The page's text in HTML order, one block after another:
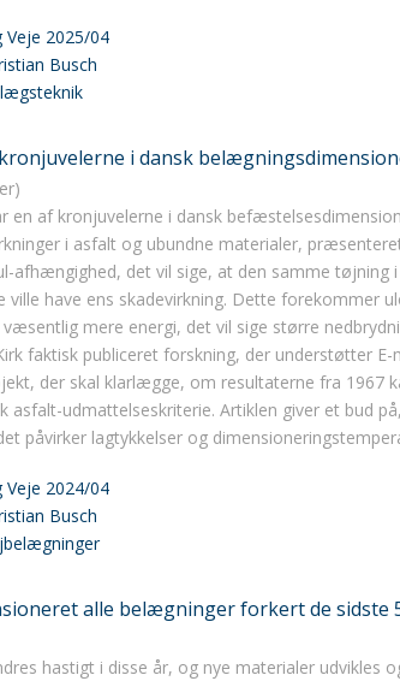
Veje 2025/04
Busch
i dansk
en af kronjuvelerne i dansk
i asfalt og ubundne materialer,
afhængighed, det vil sige, at den samme
ville have ens skadevirkning. Dette forekommer
mere energi, det vil sige større
faktisk publiceret forskning, der understøtter
der skal klarlægge, om resultaterne fra 1967
asfalt-udmattelseskriterie. Artiklen giver et bud
påvirker lagtykkelser og
Veje 2024/04
Busch
alle belægninger forkert de sidste
hastigt i disse år, og nye materialer udvikles